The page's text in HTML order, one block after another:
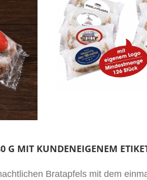
G MIT KUNDENEIGENEM
Bratapfels mit dem